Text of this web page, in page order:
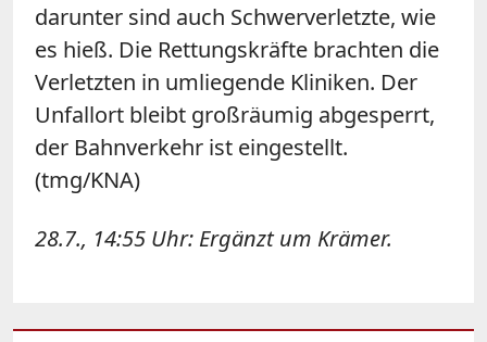
darunter sind auch Schwerverletzte, wie
es hieß. Die Rettungskräfte brachten die
Verletzten in umliegende Kliniken. Der
Unfallort bleibt großräumig abgesperrt,
der Bahnverkehr ist eingestellt.
(tmg/KNA)
28.7., 14:55 Uhr: Ergänzt um Krämer.